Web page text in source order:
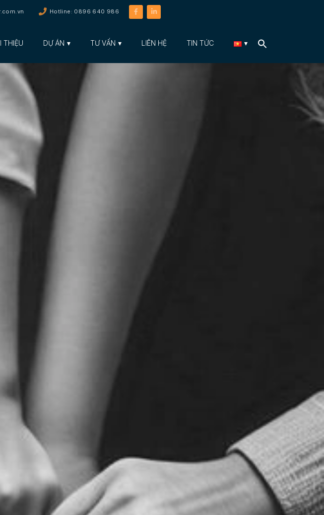
Hotline: 0896 640 986
THIỆU DỰ ÁN TƯ VẤN LIÊN HỆ TIN TỨC